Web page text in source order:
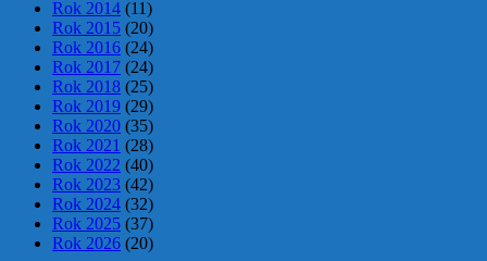
Rok 2014 (11)
Rok 2015 (20)
Rok 2016 (24)
Rok 2017 (24)
Rok 2018 (25)
Rok 2019 (29)
Rok 2020 (35)
Rok 2021 (28)
Rok 2022 (40)
Rok 2023 (42)
Rok 2024 (32)
Rok 2025 (37)
Rok 2026 (20)